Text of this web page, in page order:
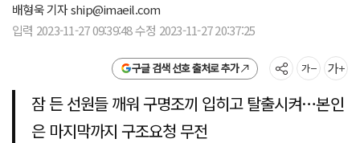
배형욱 기자ship@imaeil.com
입력 2023-11-27 09:39:48 수정 2023-11-27 20:37:25
구글 검색 선호 출처로 추가
잠 든 선원들 깨워 구명조끼 입히고 탈출시켜…본인
은 마지막까지 구조요청 무전